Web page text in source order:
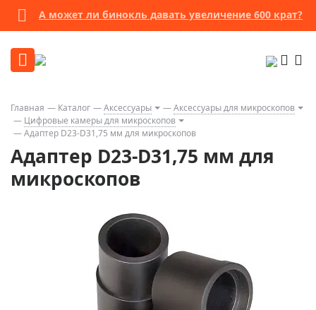
А может ли бинокль давать увеличение 600 крат?
Главная Каталог Аксессуары
Аксессуары для микроскопов
Цифровые камеры для микроскопов
Адаптер D23-D31,75 мм для микроскопов
Адаптер D23-D31,75 мм для
микроскопов